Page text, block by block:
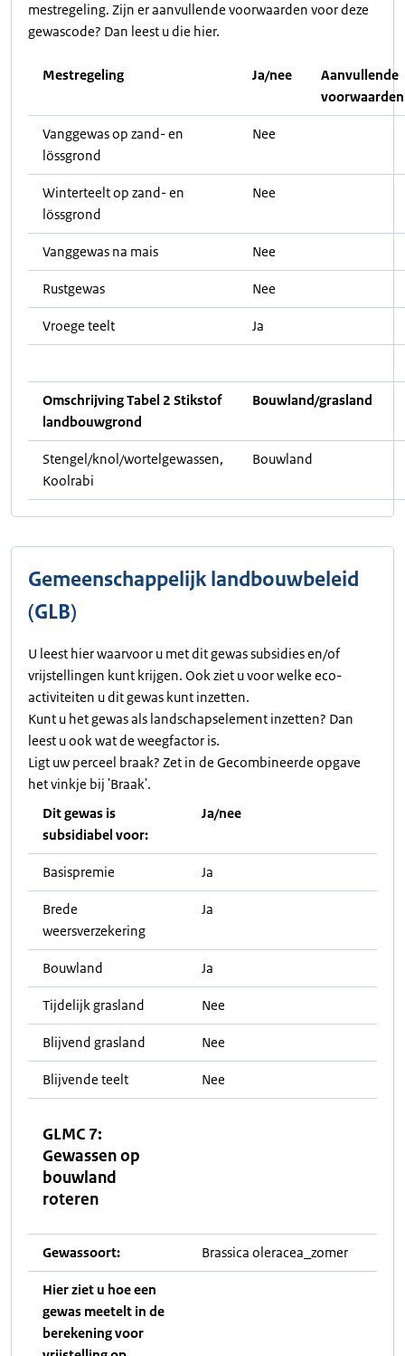
mestregeling. Zijn er aanvullende voorwaarden voor deze
gewascode? Dan leest u die hier.
Mestregeling Ja/nee
Aanvullende
voorwaarden
Vanggewas op zand- en
lössgrond
Nee
Winterteelt op zand- en
lössgrond
Nee
Vanggewas na mais Nee
Rustgewas Nee
Vroege teelt Ja
Omschrijving Tabel 2 Stikstof
landbouwgrond
Bouwland/grasland
Stengel/knol/wortelgewassen,
Koolrabi
Bouwland
Gemeenschappelijk landbouwbeleid
(GLB)
U leest hier waarvoor u met dit gewas subsidies en/of
vrijstellingen kunt krijgen. Ook ziet u voor welke eco-
activiteiten u dit gewas kunt inzetten.
Kunt u het gewas als landschapselement inzetten? Dan
leest u ook wat de weegfactor is.
Ligt uw perceel braak? Zet in de Gecombineerde opgave
het vinkje bij 'Braak'.
Dit gewas is
subsidiabel voor:
Ja/nee
Basispremie Ja
Brede
weersverzekering
Ja
Bouwland Ja
Tijdelijk grasland Nee
Blijvend grasland Nee
Blijvende teelt Nee
GLMC 7:
Gewassen op
bouwland
roteren
Gewassoort: Brassica oleracea_zomer
Hier ziet u hoe een
gewas meetelt in de
berekening voor